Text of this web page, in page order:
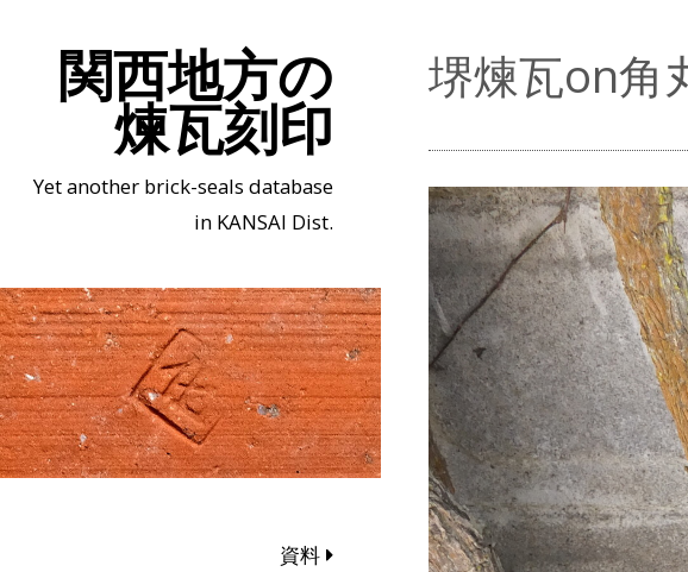
関西地方の
煉瓦刻印
Yet another brick-seals database
in KANSAI Dist.
資料
堺煉瓦on角